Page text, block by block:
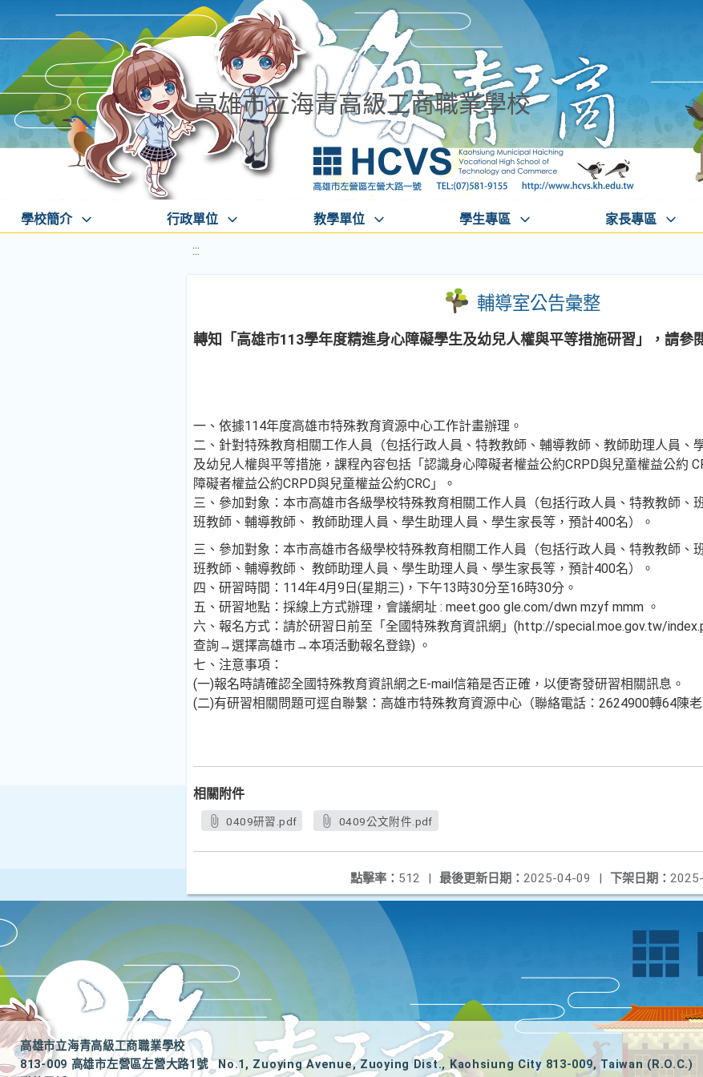
高雄市立海青高級工商職業學校
學校簡介 行政單位 教學單位 學生專區 家長專區
:::
輔導室公告彙整
轉知「高雄市113學年度精進身心障礙學生及幼兒人權與平等措施研習」，請參
一、依據114年度高雄市特殊教育資源中心工作計畫辦理。
二、針對特殊教育相關工作人員（包括行政人員、特教教師、輔導教師、教師助理人員、
及幼兒人權與平等措施，課程內容包括「認識身心障礙者權益公約CRPD與兒童權益公約
障礙者權益公約CRPD與兒童權益公約CRC」。
三、參加對象：本市高雄市各級學校特殊教育相關工作人員（包括行政人員、特教教師、
班教師、輔導教師、 教師助理人員、學生助理人員、學生家長等，預計400名）。
三、參加對象：本市高雄市各級學校特殊教育相關工作人員（包括行政人員、特教教師、
班教師、輔導教師、 教師助理人員、學生助理人員、學生家長等，預計400名）。
四、研習時間：114年4月9日(星期三)，下午13時30分至16時30分。
五、研習地點：採線上方式辦理，會議網址 : meet.goo gle.com/dwn mzyf mmm 。
六、報名方式：請於研習日前至「全國特殊教育資訊網」(http://special.moe.gov.tw/
查詢→選擇高雄市→本項活動報名登錄) 。
七、注意事項：
(一)報名時請確認全國特殊教育資訊網之E-mail信箱是否正確，以便寄發研習相關訊息。
(二)有研習相關問題可逕自聯繫：高雄市特殊教育資源中心（聯絡電話：2624900轉64陳老
相關附件
0409研習.pdf 0409公文附件.pdf
下架日期：
最後更新日期： 2025-04-09 |
點擊率： 512 |
高雄市立海青高級工商職業學校
813-009 高雄市左營區左營大路1號
No.1, Zuoying Avenue, Zuoying Dist., Kaohsiung City 813-009, Taiwan (R.O.C.)